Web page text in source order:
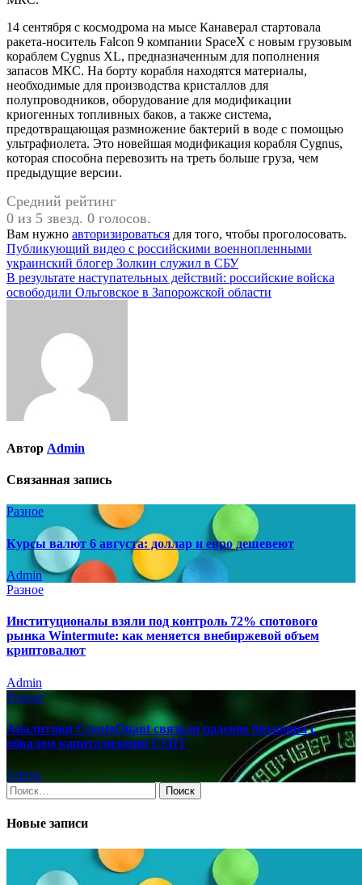
14 сентября с космодрома на мысе Канаверал стартовала
ракета-носитель Falcon 9 компании SpaceX с новым грузовым
кораблем Cygnus XL, предназначенным для пополнения
запасов МКС. На борту корабля находятся материалы,
необходимые для производства кристаллов для
полупроводников, оборудование для модификации
криогенных топливных баков, а также система,
предотвращающая размножение бактерий в воде с помощью
ультрафиолета. Это новейшая модификация корабля Cygnus,
которая способна перевозить на треть больше груза, чем
предыдущие версии.
Средний рейтинг
0 из 5 звезд. 0 голосов.
Вам нужно авторизироваться для того, чтобы проголосовать.
Навигация
по
записям
Публикующий видео с российскими военнопленными
украинский блогер Золкин служил в СБУ
В результате наступательных действий: российские войска
освободили Ольговское в Запорожской области
Автор Admin
Связанная запись
Разное
Курсы валют 6 августа: доллар и евро дешевеют
Admin
Разное
Институционалы взяли под контроль 72% спотового
рынка Wintermute: как меняется внебиржевой объем
криптовалют
Admin
Разное
Аналитики CryptoQuant связали падение биткоина с
обвалом капитализации USDT
Admin
Найти:
Новые записи